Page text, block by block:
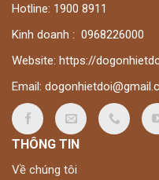
Hotline: 1900 8911
Kinh doanh : 0968226000
Website: https://
Email:
THÔNG TIN
Về chúng tôi